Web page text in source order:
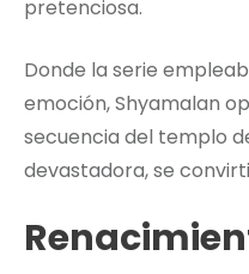
pretenciosa.
Donde la serie
emoción, Shyamalan
secuencia del templo
devastadora, se